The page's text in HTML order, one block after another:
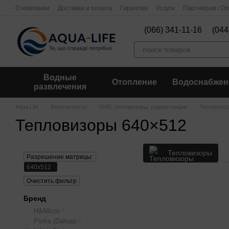
Перейти к основному контенту
О компании Доставка и оплата Гарантии Услуги Партнерам /
(066) 341-11-16
Водные
развлечения
Отопление
Aqua Life Безопасность ПНВ, тепловизоры, радиостанции
Тепловизоры 640×512
Тепловизоры
Разрешение матрицы:
640x512
Очистить фильтр
Бренд
HikMicro
Pixfra (Dahua)